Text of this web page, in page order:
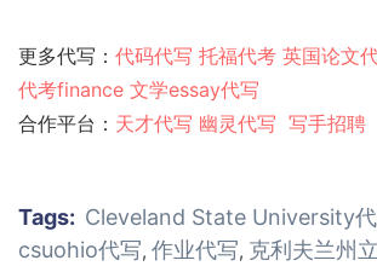
更多代写： 代码代写 托福代考 英国论文
代考finance 文学essay代写
合作平台： 天才代写 幽灵代写 写手招聘
Tags: Cleveland State University
csuohio代写, 作业代写, 克利夫兰州